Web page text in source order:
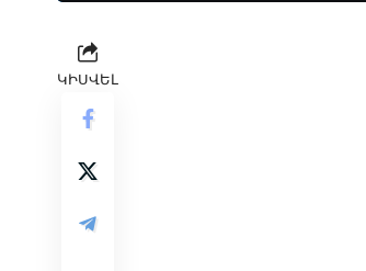
ԿԻՍՎԵԼ